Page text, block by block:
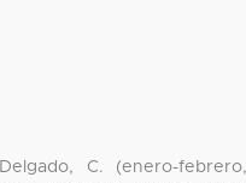
C. (enero-